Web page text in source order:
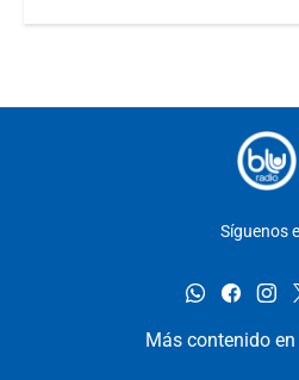
Síguenos
whatsapp
Más contenido en